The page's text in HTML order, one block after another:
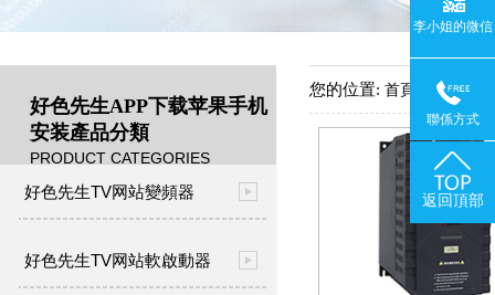
好色先生APP下载苹果手机
安装產品分類
PRODUCT CATEGORIES
好色先生TV网站變頻器
好色先生TV网站軟啟動器
您的位置: 首頁 -> 產品中
李小姐的微信
聯係方式
返回頂部